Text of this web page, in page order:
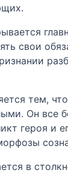
свои
тем,
Он все
героя и
в